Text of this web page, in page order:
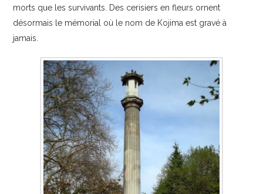
morts que les survivants. Des cerisiers en fleurs ornent
désormais le mémorial où le nom de Kojima est gravé à
jamais.